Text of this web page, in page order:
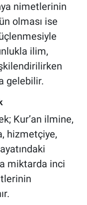
nimetlerinin
olması ise
ilim,
gelebilir.
Kur’an ilmine,
hizmetçiye,
miktarda inci